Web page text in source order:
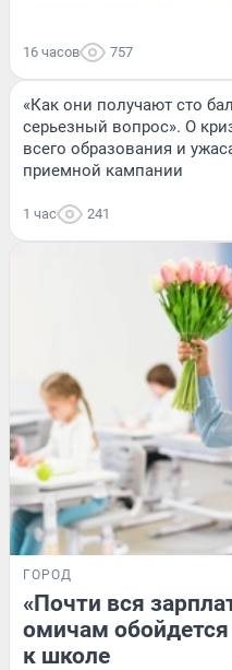
16 часов 757
«Как они получают сто
серьезный вопрос». О
всего образования и
приемной кампании
1 час 241
ГОРОД
«Почти вся
омичам обойдется
к школе